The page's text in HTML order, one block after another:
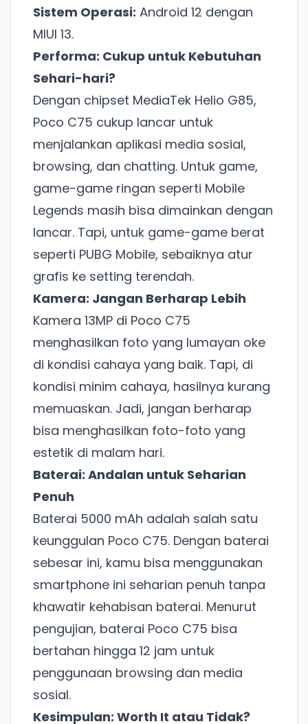
Sistem Operasi: Android 12 dengan
MIUI 13.
Performa: Cukup untuk Kebutuhan
Sehari-hari?
Dengan chipset MediaTek Helio G85,
Poco C75 cukup lancar untuk
menjalankan aplikasi media sosial,
browsing, dan chatting. Untuk game,
game-game ringan seperti Mobile
Legends masih bisa dimainkan dengan
lancar. Tapi, untuk game-game berat
seperti PUBG Mobile, sebaiknya atur
grafis ke setting terendah.
Kamera: Jangan Berharap Lebih
Kamera 13MP di Poco C75
menghasilkan foto yang lumayan oke
di kondisi cahaya yang baik. Tapi, di
kondisi minim cahaya, hasilnya kurang
memuaskan. Jadi, jangan berharap
bisa menghasilkan foto-foto yang
estetik di malam hari.
Baterai: Andalan untuk Seharian
Penuh
Baterai 5000 mAh adalah salah satu
keunggulan Poco C75. Dengan baterai
sebesar ini, kamu bisa menggunakan
smartphone ini seharian penuh tanpa
khawatir kehabisan baterai. Menurut
pengujian, baterai Poco C75 bisa
bertahan hingga 12 jam untuk
penggunaan browsing dan media
sosial.
Kesimpulan: Worth It atau Tidak?